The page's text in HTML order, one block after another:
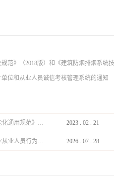
范》（2018版）和《建筑防烟排烟系统
位和从业人员诚信考核管理系统的通知
2022公益宣贯的通知 2023 . 02 . 21
升指引（2026版）》宣贯活动的通知 2026 . 07 . 28